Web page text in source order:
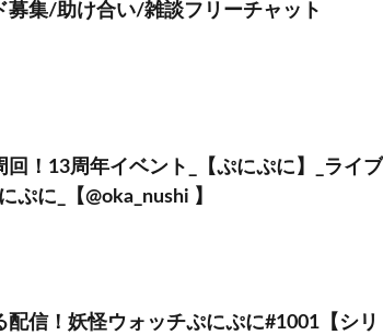
募集/助け合い/雑談フリーチャット
回！13周年イベント_【ぷにぷに】_ライブ
ぷに_【@oka_nushi 】
配信！妖怪ウォッチぷにぷに#1001【シリ